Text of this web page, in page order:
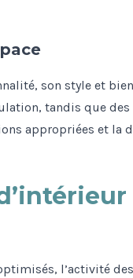
son style et
tandis que
appropriées et
l’activité